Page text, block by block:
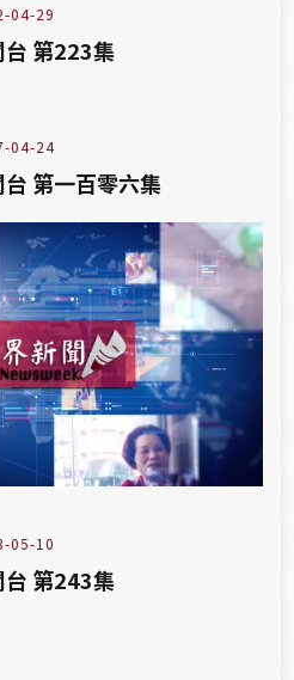
04-29
第223集
04-24
第一百零六集
05-10
第243集